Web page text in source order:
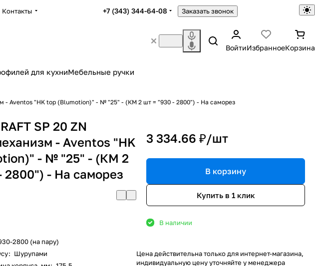
Контакты +7 (343) 344-64-08 Заказать звонок
ВойтиИзбранноеКорзина
для кухниМебельные ручки
- Aventos "HK top (Blumotion)" - № "25" - (КМ 2 шт = "930 - 2800") - На саморез
SP 20 ZN
- Aventos "HK
- № "25" - (КМ 2
2800") - На саморез
2800 (на пару)
: Шурупами
3 334.66 ₽/шт
В корзину
Купить в 1 клик
В наличии
Цена действительна только для интернет-магазина,
индивидуальную цену уточняйте у менеджера